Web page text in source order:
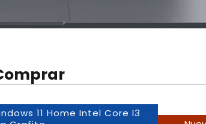
11 Home Intel Core I3